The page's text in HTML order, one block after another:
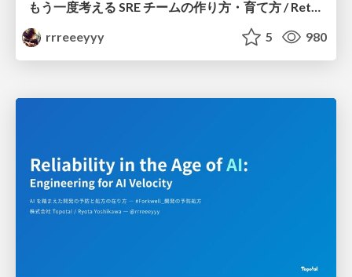
もう一度考える SRE チームの作り方・育て方 / Rethinking SRE #1: Building and Growing SRE Teams
rrreeeyyy
5 980